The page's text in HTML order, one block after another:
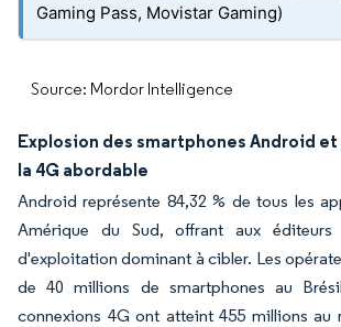
Gaming Pass, Movistar Gaming)
Source: Mordor Intelligence
Explosion des smartphones Android
la 4G abordable
Android représente 84,32 % de tous les
Amérique du Sud, offrant aux éditeurs
d'exploitation dominant à cibler. Les
de 40 millions de smartphones au
connexions 4G ont atteint 455 millions au